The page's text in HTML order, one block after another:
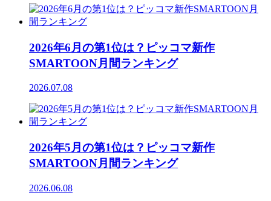
2026年6月の第1位は？ピッコマ新作
SMARTOON月間ランキング
2026.07.08
2026年5月の第1位は？ピッコマ新作
SMARTOON月間ランキング
2026.06.08